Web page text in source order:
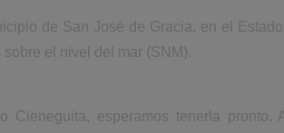
de San José de Gracia, en el
el nivel del mar (SNM).
esperamos tenerla pronto.